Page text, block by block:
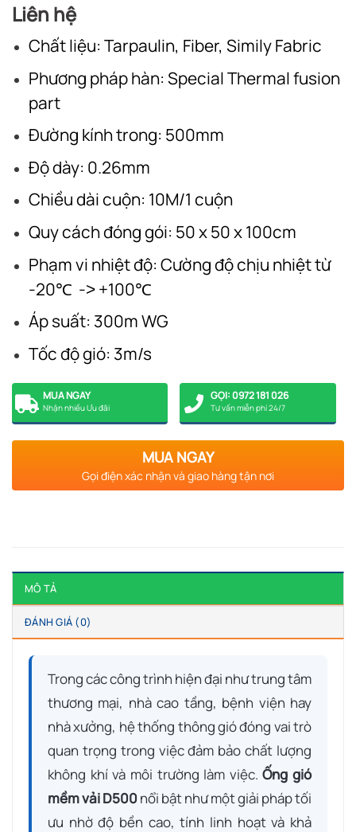
Liên hệ
Chất liệu: Tarpaulin, Fiber, Simily Fabric
Phương pháp hàn: Special Thermal fusion
part
Đường kính trong: 500mm
Độ dày: 0.26mm
Chiều dài cuộn: 10M/1 cuộn
Quy cách đóng gói: 50 x 50 x 100cm
Phạm vi nhiệt độ: Cường độ chịu nhiệt từ
-20℃ -˃ +100℃
Áp suất: 300m WG
Tốc độ gió: 3m/s
MUA NGAY
Nhận nhiều Ưu đãi
GỌI: 0972 181 026
Tư vấn miễn phí 24/7
MUA NGAY
Gọi điện xác nhận và giao hàng tận nơi
MÔ TẢ
ĐÁNH GIÁ (0)
Trong các công trình hiện đại như trung tâm
thương mại, nhà cao tầng, bệnh viện hay
nhà xưởng, hệ thống thông gió đóng vai trò
quan trọng trong việc đảm bảo chất lượng
không khí và môi trường làm việc.Ống gió
mềm vải D500nổi bật như một giải pháp tối
ưu nhờ độ bền cao, tính linh hoạt và khả